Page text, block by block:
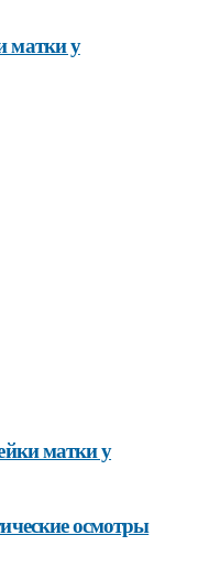
матки у
матки у
осмотры